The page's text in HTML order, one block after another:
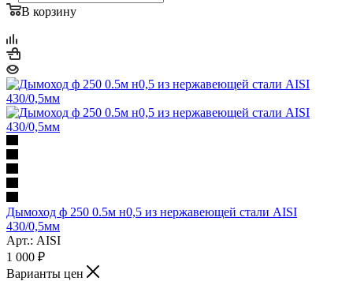
В корзину
Дымоход ф 250 0.5м н0,5 из нержавеющей стали AISI
430/0,5мм
Арт.: AISI
1 000 ₽
Варианты цен